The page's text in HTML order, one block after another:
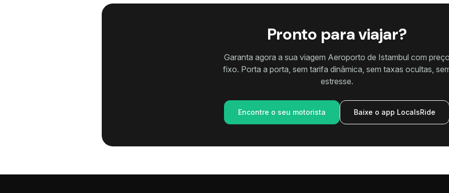
Pronto para viajar?
Garanta agora a sua viagem Aeroporto de Istambul com
fixo. Porta a porta, sem tarifa dinâmica, sem taxas ocultas,
estresse.
Encontre o seu motorista Baixe o app LocalsRide